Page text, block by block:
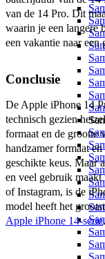
van de 14 Pro. Dit
waarin je een langere
een vakantie naar
Conclusie
De Apple iPhone 14
technisch gezien
formaat en de grootte
handzamer formaat
geschikte keus. Maar
en veel gebruik
of Instagram, is de
Apple iPhone 14-serie.